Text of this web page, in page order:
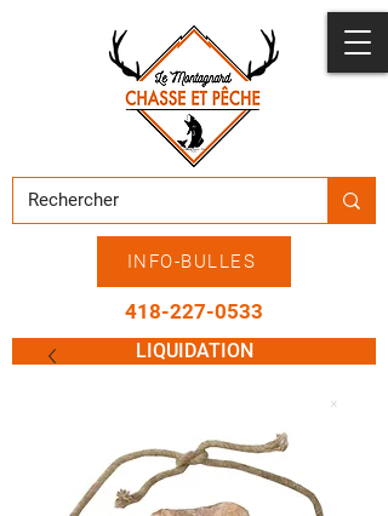
INFO-BULLES
418-227-0533
LIQUIDATION